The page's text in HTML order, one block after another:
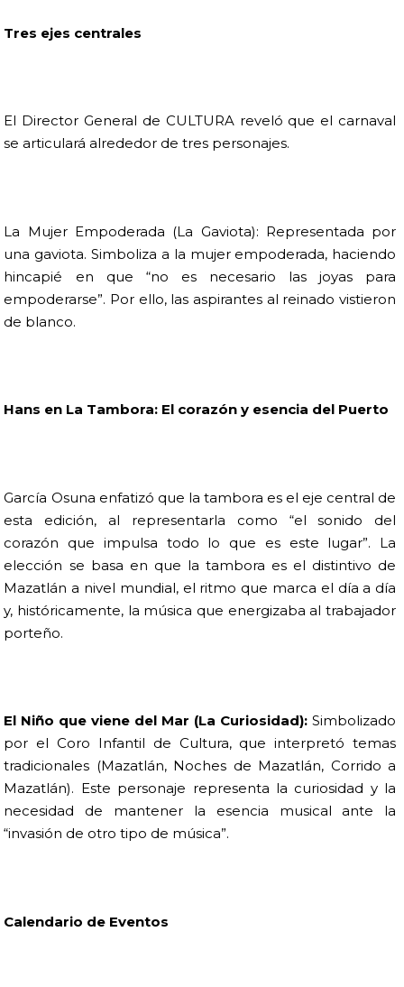
Tres ejes centrales
El Director General de CULTURA reveló que el carnaval
se articulará alrededor de tres personajes.
La Mujer Empoderada (La Gaviota): Representada por
una gaviota. Simboliza a la mujer empoderada, haciendo
hincapié en que “no es necesario las joyas para
empoderarse”. Por ello, las aspirantes al reinado vistieron
de blanco.
Hans en La Tambora: El corazón y esencia del Puerto
García Osuna enfatizó que la tambora es el eje central de
esta edición, al representarla como “el sonido del
corazón que impulsa todo lo que es este lugar”. La
elección se basa en que la tambora es el distintivo de
Mazatlán a nivel mundial, el ritmo que marca el día a día
y, históricamente, la música que energizaba al trabajador
porteño.
El Niño que viene del Mar (La Curiosidad): Simbolizado
por el Coro Infantil de Cultura, que interpretó temas
tradicionales (Mazatlán, Noches de Mazatlán, Corrido a
Mazatlán). Este personaje representa la curiosidad y la
necesidad de mantener la esencia musical ante la
“invasión de otro tipo de música”.
Calendario de Eventos